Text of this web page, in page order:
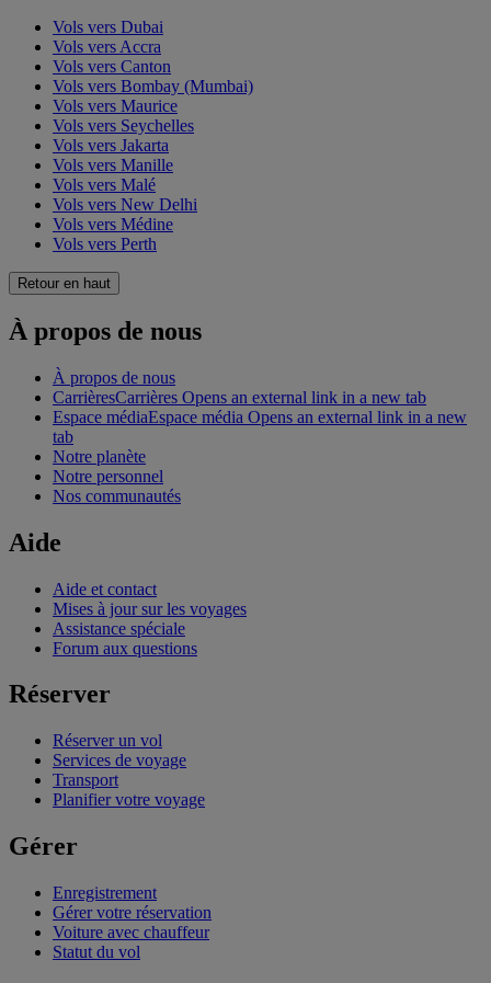
Vols vers Dubai
Vols vers Accra
Vols vers Canton
Vols vers Bombay (Mumbai)
Vols vers Maurice
Vols vers Seychelles
Vols vers Jakarta
Vols vers Manille
Vols vers Malé
Vols vers New Delhi
Vols vers Médine
Vols vers Perth
Retour en haut
À propos de nous
À propos de nous
CarrièresCarrières Opens an external link in a new tab
Espace médiaEspace média Opens an external link in a new
tab
Notre planète
Notre personnel
Nos communautés
Aide
Aide et contact
Mises à jour sur les voyages
Assistance spéciale
Forum aux questions
Réserver
Réserver un vol
Services de voyage
Transport
Planifier votre voyage
Gérer
Enregistrement
Gérer votre réservation
Voiture avec chauffeur
Statut du vol